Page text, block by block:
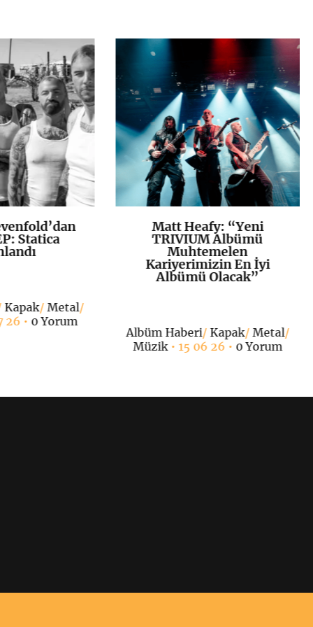
+Statica
Kapak/Metal/
26 • 0 Yorum
K+
Matt Heafy: “Yeni
TRIVIUM Albümü
Muhtemelen
Kariyerimizin En İyi
Albümü Olacak”
Albüm Haberi/ Kapak/Metal/
Müzik• 15 06 26 • 0 Yorum